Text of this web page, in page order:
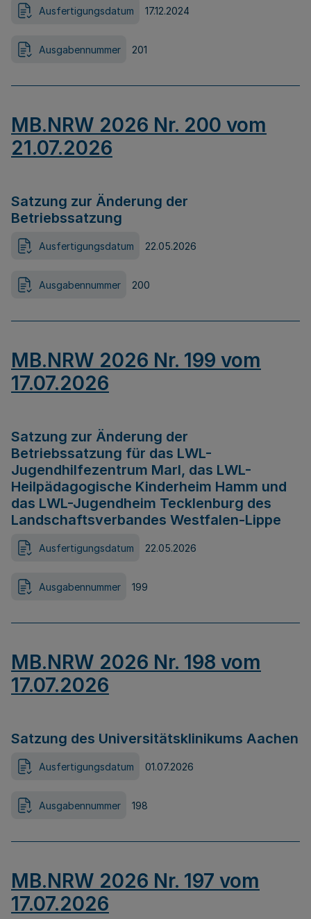
Ausfertigungsdatum 17.12.2024
Ausgabennummer 201
MB.NRW 2026 Nr. 200 vom
21.07.2026
Satzung zur Änderung der
Betriebssatzung
Ausfertigungsdatum 22.05.2026
Ausgabennummer 200
MB.NRW 2026 Nr. 199 vom
17.07.2026
Satzung zur Änderung der
Betriebssatzung für das LWL-
Jugendhilfezentrum Marl, das LWL-
Heilpädagogische Kinderheim Hamm und
das LWL-Jugendheim Tecklenburg des
Landschaftsverbandes Westfalen-Lippe
Ausfertigungsdatum 22.05.2026
Ausgabennummer 199
MB.NRW 2026 Nr. 198 vom
17.07.2026
Satzung des Universitätsklinikums Aachen
Ausfertigungsdatum 01.07.2026
Ausgabennummer 198
MB.NRW 2026 Nr. 197 vom
17.07.2026